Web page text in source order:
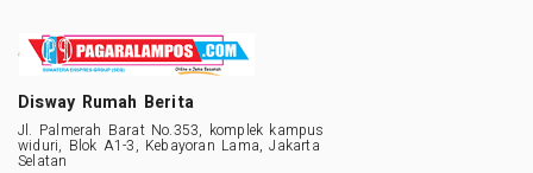
Disway Rumah Berita
Jl. Palmerah Barat No.353, komplek kampus
widuri, Blok A1-3, Kebayoran Lama, Jakarta
Selatan